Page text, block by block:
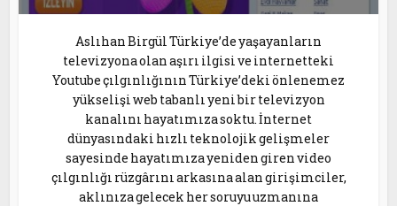
Aslıhan Birgül Türkiye’de yaşayanların
televizyona olan aşırı ilgisi ve internetteki
Youtube çılgınlığının Türkiye’deki önlenemez
yükselişi web tabanlı yeni bir televizyon
kanalını hayatımıza soktu. İnternet
dünyasındaki hızlı teknolojik gelişmeler
sayesinde hayatımıza yeniden giren video
çılgınlığı rüzgârını arkasına alan girişimciler,
aklınıza gelecek her soruyu uzmanına